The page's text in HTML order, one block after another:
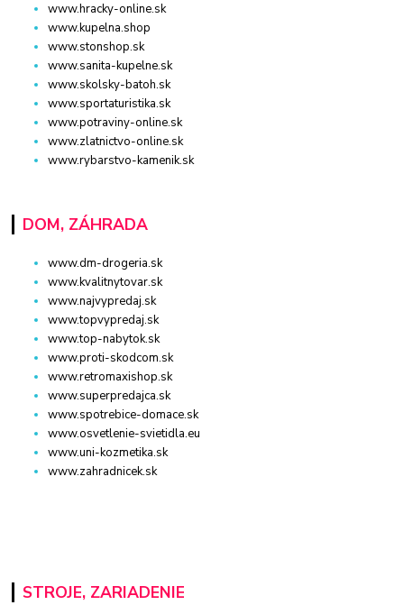
www.hracky-online.sk
www.kupelna.shop
www.stonshop.sk
www.sanita-kupelne.sk
www.skolsky-batoh.sk
www.sportaturistika.sk
www.potraviny-online.sk
www.zlatnictvo-online.sk
www.rybarstvo-kamenik.sk
DOM, ZÁHRADA
www.dm-drogeria.sk
www.kvalitnytovar.sk
www.najvypredaj.sk
www.topvypredaj.sk
www.top-nabytok.sk
www.proti-skodcom.sk
www.retromaxishop.sk
www.superpredajca.sk
www.spotrebice-domace.sk
www.osvetlenie-svietidla.eu
www.uni-kozmetika.sk
www.zahradnicek.sk
STROJE, ZARIADENIE